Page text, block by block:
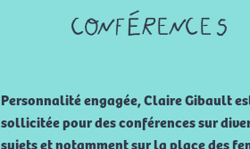
conférences
Personnalité engagée, Claire Gibault
sollicitée pour des conférences sur
sujets et notamment sur la place des